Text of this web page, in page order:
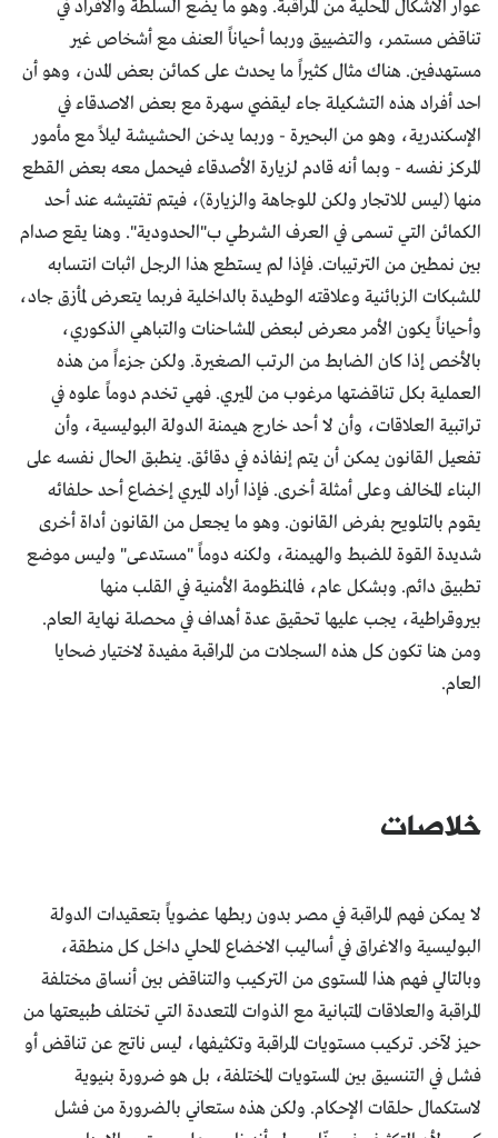
عوار الأشكال المحلية من المراقبة. وهو ما يضع السلطة والأفراد في
تناقض مستمر، والتضييق وربما أحياناً العنف مع أشخاص غير
مستهدفين. هناك مثال كثيراً ما يحدث على كمائن بعض المدن، وهو أن
احد أفراد هذه التشكيلة جاء ليقضي سهرة مع بعض الاصدقاء في
الإسكندرية، وهو من البحيرة - وربما يدخن الحشيشة ليلاً مع مأمور
المركز نفسه - وبما أنه قادم لزيارة الأصدقاء فيحمل معه بعض القطع
منها (ليس للاتجار ولكن للوجاهة والزيارة)، فيتم تفتيشه عند أحد
الكمائن التي تسمى في العرف الشرطي ب"الحدودية". وهنا يقع صدام
بين نمطين من الترتيبات. فإذا لم يستطع هذا الرجل اثبات انتسابه
للشبكات الزبائنية وعلاقته الوطيدة بالداخلية فربما يتعرض لمأزق جاد،
وأحياناً يكون الأمر معرض لبعض المشاحنات والتباهي الذكوري،
بالأخص إذا كان الضابط من الرتب الصغيرة. ولكن جزءاً من هذه
العملية بكل تناقضتها مرغوب من الميري. فهي تخدم دوماً علوه في
تراتبية العلاقات، وأن لا أحد خارج هيمنة الدولة البوليسية، وأن
تفعيل القانون يمكن أن يتم إنفاذه في دقائق. ينطبق الحال نفسه على
البناء المخالف وعلى أمثلة أخرى. فإذا أراد الميري إخضاع أحد حلفائه
يقوم بالتلويح بفرض القانون. وهو ما يجعل من القانون أداة أخرى
شديدة القوة للضبط والهيمنة، ولكنه دوماً "مستدعى" وليس موضع
تطبيق دائم. وبشكل عام، فالمنظومة الأمنية في القلب منها
بيروقراطية، يجب عليها تحقيق عدة أهداف في محصلة نهاية العام.
ومن هنا تكون كل هذه السجلات من المراقبة مفيدة لاختيار ضحايا
العام.
خلاصات
لا يمكن فهم المراقبة في مصر بدون ربطها عضوياً بتعقيدات الدولة
البوليسية والاغراق في أساليب الاخضاع المحلي داخل كل منطقة،
وبالتالي فهم هذا المستوى من التركيب والتناقض بين أنساق مختلفة
المراقبة والعلاقات المتبانية مع الذوات المتعددة التي تختلف طبيعتها من
حيز لآخر. تركيب مستويات المراقبة وتكثيفها، ليس ناتج عن تناقض أو
فشل في التنسيق بين المستويات المختلفة، بل هو ضرورة بنيوية
لاستكمال حلقات الإحكام. ولكن هذه ستعاني بالضرورة من فشل